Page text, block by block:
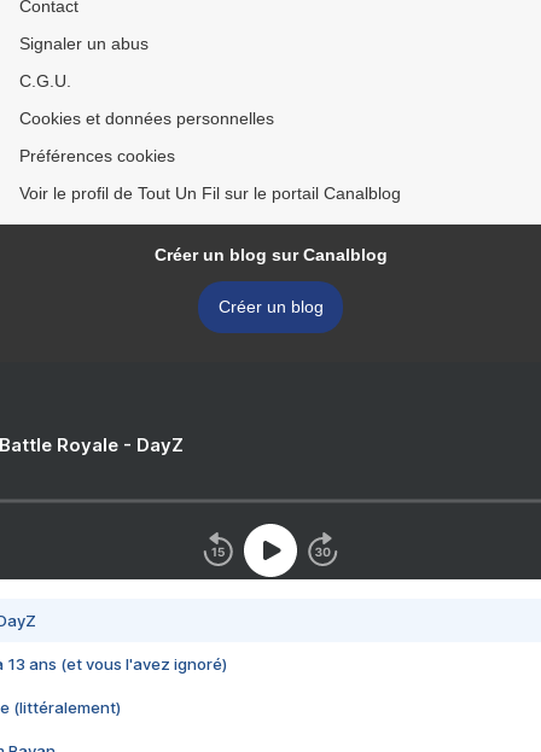
Contact
Signaler un abus
C.G.U.
Cookies et données personnelles
Préférences cookies
Voir le profil de Tout Un Fil sur le portail Canalblog
Créer un blog sur Canalblog
Créer un blog
Royale - DayZ
13 ans (et vous l'avez ignoré)
(littéralement)